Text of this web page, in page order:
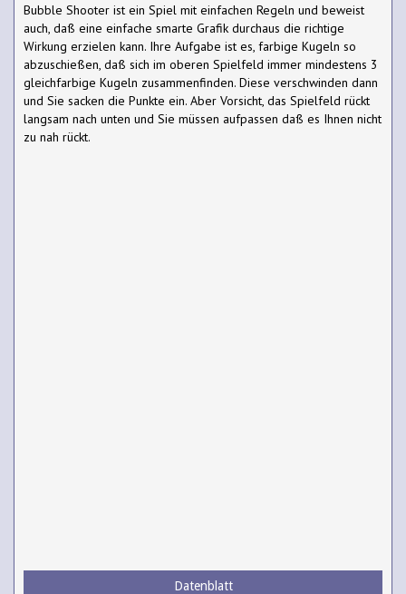
Bubble Shooter ist ein Spiel mit einfachen Regeln und beweist
auch, daß eine einfache smarte Grafik durchaus die richtige
Wirkung erzielen kann. Ihre Aufgabe ist es, farbige Kugeln so
abzuschießen, daß sich im oberen Spielfeld immer mindestens 3
gleichfarbige Kugeln zusammenfinden. Diese verschwinden dann
und Sie sacken die Punkte ein. Aber Vorsicht, das Spielfeld rückt
langsam nach unten und Sie müssen aufpassen daß es Ihnen nicht
zu nah rückt.
Datenblatt